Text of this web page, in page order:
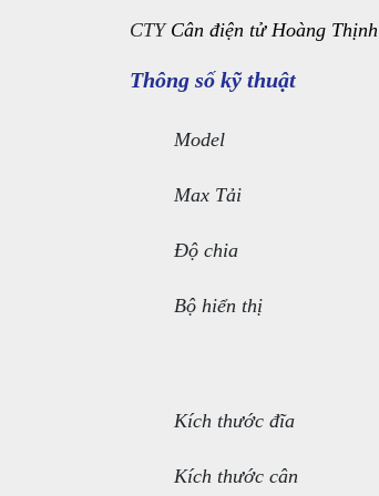
CTY Cân điện tử Hoàng Thịnh
Thông số kỹ thuật
Model
Max Tải
Độ chia
Bộ hiển thị
Kích thước đĩa
Kích thước cân